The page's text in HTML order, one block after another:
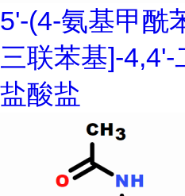
5'-(4-氨基甲酰
三联苯基]-4,4'-
盐酸盐